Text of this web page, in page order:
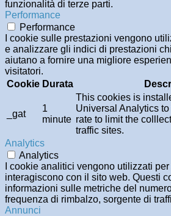
funzionalità di terze parti.
Performance
Performance
I cookie sulle prestazioni vengono
e analizzare gli indici di prestazioni
aiutano a fornire una migliore
visitatori.
Cookie Durata
_gat
1
minute
This cookies is
Universal Analytics
rate to limit the
traffic sites.
Analytics
Analytics
I cookie analitici vengono utilizzati
interagiscono con il sito web. Questi
informazioni sulle metriche del
frequenza di rimbalzo, sorgente di
Annunci